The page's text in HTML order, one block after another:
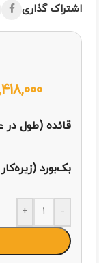
اشتراک گذاری
قائده (طول
بک‌بورد (زیره‌کار
-
+